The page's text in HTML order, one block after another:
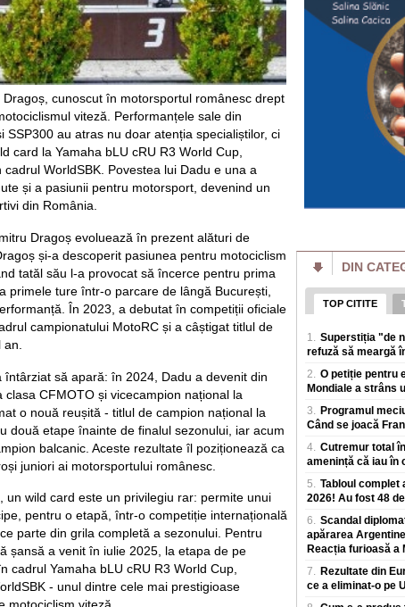
cunoscut în motorsportul românesc drept
viteză. Performanțele sale din
SSP300 au atras nu doar atenția specialiștilor, ci
card la Yamaha bLU cRU R3 World Cup,
WorldSBK. Povestea lui Dadu e una a
și a pasiunii pentru motorsport, devenind un
din România.
Dragoș evoluează în prezent alături de
și-a descoperit pasiunea pentru motociclism
tatăl său l-a provocat să încerce pentru prima
primele ture într-o parcare de lângă București,
În 2023, a debutat în competiții oficiale
campionatului MotoRC și a câștigat titlul de
întârziat să apară: în 2024, Dadu a devenit din
clasa CFMOTO și vicecampion național la
o nouă reușită - titlul de campion național la
două etape înainte de finalul sezonului, iar acum
balcanic. Aceste rezultate îl poziționează ca
juniori ai motorsportului românesc.
un wild card este un privilegiu rar: permite unui
pentru o etapă, într-o competiție internațională
parte din grila completă a sezonului. Pentru
șansă a venit în iulie 2025, la etapa de pe
cadrul Yamaha bLU cRU R3 World Cup,
- unul dintre cele mai prestigioase
Mai multe cercuri
promoveaza o
și analizate de El
Locurile interzise
„Grănicerii au
Dunarea a
pe țarm, in zona
devreme, aceste
Cum
bruia Starlink.
Rusia a prezentat
Prețul energiei
estimat la 5.9%
Prima saptamana
iulie unitatea 1 a
Amenzi pentru
drumului. Unde
producerii unor
Polițiștii rutieri au
fructe sau celor
de sezon, dupa ce
DIN
TOP CITITE
1. Superstiția "de
refuză să meargă
2. O petiție pentru
Mondiale a strâns
3. Programul
Când se joacă
4. Cutremur total
amenință că iau în
5. Tabloul complet
2026! Au fost 48
6. Scandal
apărarea
Reacția furioasă a
7. Rezultate din
ce a eliminat-o pe